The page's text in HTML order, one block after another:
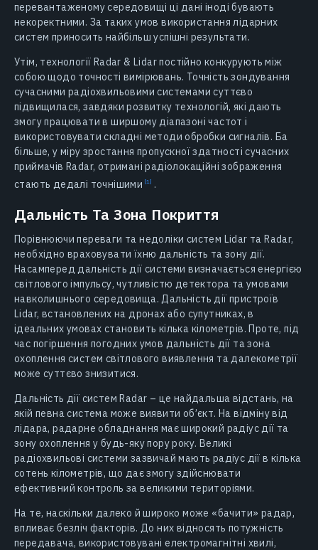
перевантаженому середовищі ці дані іноді бувають
некоректними. За таких умов використання лідарних
систем приносить найбільш успішні результати.
Утім, технології Radar & Lidar постійно конкурують між
собою щодо точності вимірювань. Точність зондування
сучасними радіохвильовими системами суттєво
підвищилася, завдяки розвитку технологій, які дають
змогу працювати в ширшому діапазоні частот і
використовувати складні методи обробки сигналів. Ба
більше, у міру зростання пропускної здатності сучасних
приймачів Radar, отримані радіолокаційні зображення
стають дедалі точнішими .
Дальність Та Зона Покриття
Порівнюючи переваги та недоліки систем Lidar та Radar,
необхідно враховувати їхню дальність та зону дії.
Насамперед дальність дії системи визначається енергією
світлового імпульсу, чутливістю детектора та умовами
навколишнього середовища. Дальність дії пристроїв
Lidar, встановлених на дронах або супутниках, в
ідеальних умовах становить кілька кілометрів. Проте, під
час погіршення погодних умов дальність дії та зона
охоплення систем світлового виявлення та далекометрії
може суттєво знизитися.
Дальність дії систем Radar – це найдальша відстань, на
якій певна система може виявити об’єкт. На відміну від
лідара, радарне обладнання має широкий радіус дії та
зону охоплення у будь-яку пору року. Великі
радіохвильові системи зазвичай мають радіус дії в кілька
сотень кілометрів, що дає змогу здійснювати
ефективний контроль за великими територіями.
На те, наскільки далеко й широко може «бачити» радар,
впливає безліч факторів. До них відносять потужність
передавача, використовувані електромагнітні хвилі,